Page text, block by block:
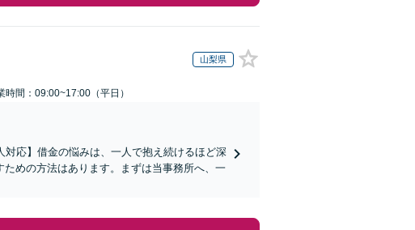
山梨県
時間：09:00~17:00（平日）
対応】借金の悩みは、一人で抱え続けるほど深
めの方法はあります。まずは当事務所へ、一